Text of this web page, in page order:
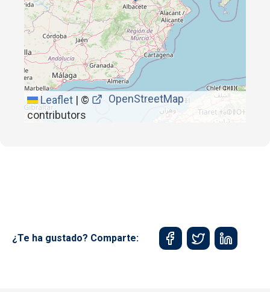
Leaflet | ©
OpenStreetMap
contributors
¿Te ha gustado? Comparte: